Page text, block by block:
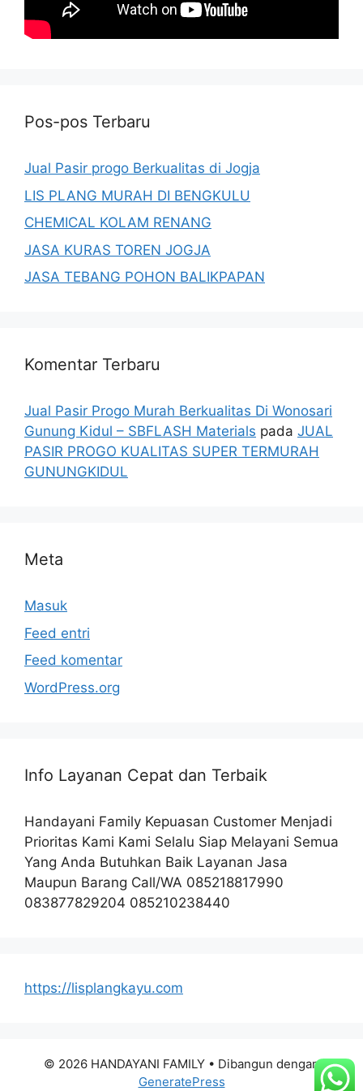
Pos-pos Terbaru
Jual Pasir progo Berkualitas di Jogja
LIS PLANG MURAH DI BENGKULU
CHEMICAL KOLAM RENANG
JASA KURAS TOREN JOGJA
JASA TEBANG POHON BALIKPAPAN
Komentar Terbaru
Jual Pasir Progo Murah Berkualitas Di Wonosari
Gunung Kidul – SBFLASH Materials pada JUAL
PASIR PROGO KUALITAS SUPER TERMURAH
GUNUNGKIDUL
Meta
Masuk
Feed entri
Feed komentar
WordPress.org
Info Layanan Cepat dan Terbaik
Handayani Family Kepuasan Customer Menjadi
Prioritas Kami Kami Selalu Siap Melayani Semua
Yang Anda Butuhkan Baik Layanan Jasa
Maupun Barang Call/WA 085218817990
083877829204 085210238440
https://lisplangkayu.com
© 2026 HANDAYANI FAMILY • Dibangun dengan
GeneratePress